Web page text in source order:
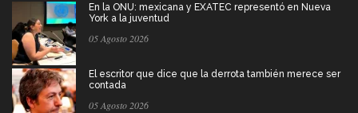
En la ONU: mexicana y EXATEC representó en Nueva
York a la juventud
05 Agosto 2026
El escritor que dice que la derrota también merece ser
contada
05 Agosto 2026